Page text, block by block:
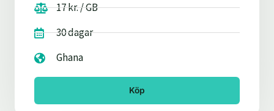
17 kr. / GB
30 dagar
Ghana
Köp